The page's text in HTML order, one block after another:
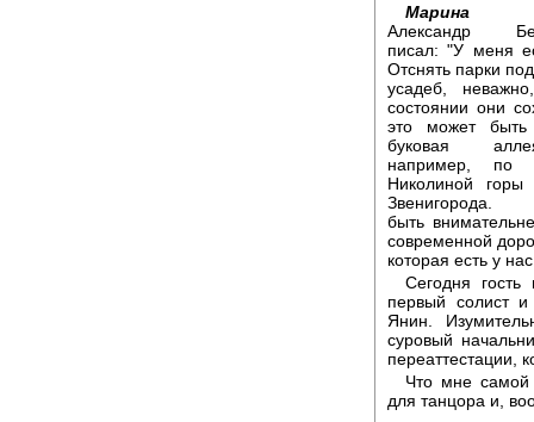
Марина
Александр
писал: "У меня
Отснять парки
усадеб,
состоянии они
это может
буковая
например, по
Николиной горы
Звенигорода.
быть
современной
которая есть у
Сегодня гость
первый солист
Янин.
суровый
переаттестации,
Что мне самой
для танцора и,